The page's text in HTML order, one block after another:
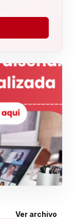
Ver archivo